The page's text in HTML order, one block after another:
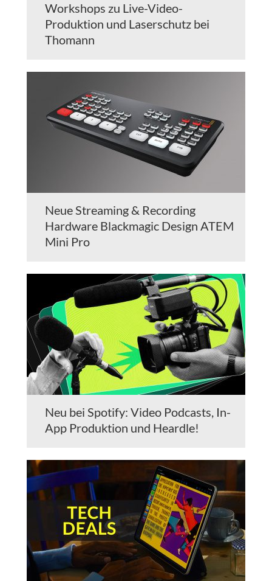
Workshops zu Live-Video-
Produktion und Laserschutz bei
Thomann
Neue Streaming & Recording
Hardware Blackmagic Design ATEM
Mini Pro
Neu bei Spotify: Video Podcasts, In-
App Produktion und Heardle!